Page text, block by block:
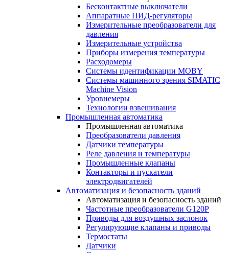
Бесконтактные выключатели
Аппаратные ПИД-регуляторы
Измерительные преобразователи для
давления
Измерительные устройства
Приборы измерения температуры
Расходомеры
Системы идентификации MOBY
Системы машинного зрения SIMATIC
Machine Vision
Уровнемеры
Технологии взвешивания
Промышленная автоматика
Промышленная автоматика
Преобразователи давления
Датчики температуры
Реле давления и температуры
Промышленные клапаны
Контакторы и пускатели
электродвигателей
Автоматизация и безопасность зданий
Автоматизация и безопасность зданий
Частотные преобразователи G120P
Приводы для воздушных заслонок
Регулирующие клапаны и приводы
Термостаты
Датчики